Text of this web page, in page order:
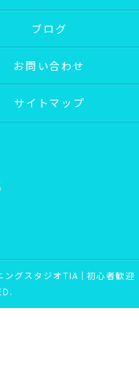
ブログ
お問い合わせ
サイトマップ
グスタジオTIA｜初心者歓迎